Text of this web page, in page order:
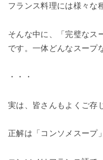
フランス料理には様々な
そんな中に、「完璧なス
です。一体どんなスープ
・・・
実は、皆さんもよくご存
正解は「コンソメスープ